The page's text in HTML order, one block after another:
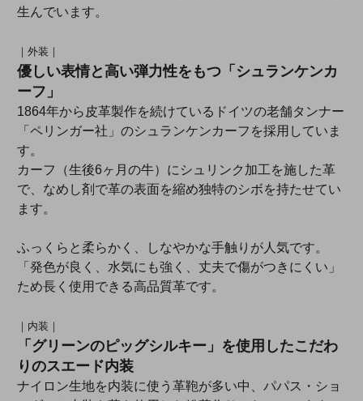
生んでいます。
｜外装｜
優しい表情と高い弾力性をもつ「シュランケンカ
ーフ」
1864年から皮革製作を続けているドイツの老舗タンナー
「ペリンガー社」のシュランケンカーフを採用していま
す。
カーフ（生後6ヶ月の牛）にシュリンク加工を施した革
で、なめし剤で革の表面を縮め独特のシボを持たせてい
ます。
ふっくらと柔らかく、しなやかな手触りが人気です。
「発色が良く、水気にも強く、丈夫で傷がつきにくい」
ため長く使用できる高品質革です。
｜内装｜
「グリーンのピッグシルキー」を使用したこだわ
りのスエード内装
ナイロン生地を内装に使う革鞄が多い中、パパス・ショ